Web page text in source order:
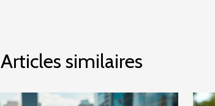
Articles similaires